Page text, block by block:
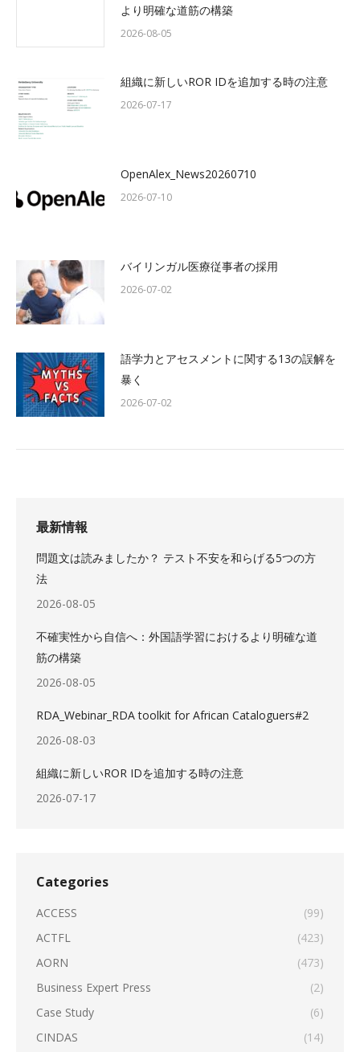
より明確な道筋の構築
2026-08-05
組織に新しいROR IDを追加する時の注意
2026-07-17
OpenAlex_News20260710
2026-07-10
バイリンガル医療従事者の採用
2026-07-02
語学力とアセスメントに関する13の誤解を
暴く
2026-07-02
最新情報
問題文は読みましたか？ テスト不安を和らげる5つの方
法
2026-08-05
不確実性から自信へ：外国語学習におけるより明確な道
筋の構築
2026-08-05
RDA_Webinar_RDA toolkit for African Cataloguers#2
2026-08-03
組織に新しいROR IDを追加する時の注意
2026-07-17
Categories
ACCESS
(99)
ACTFL
(423)
AORN
(473)
Business Expert Press
(2)
Case Study
(6)
CINDAS
(14)